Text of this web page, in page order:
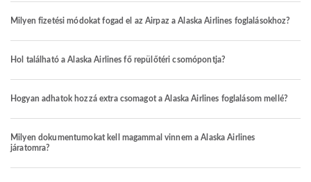
Milyen fizetési módokat fogad el az Airpaz a Alaska Airlines foglalásokhoz?
Hol található a Alaska Airlines fő repülőtéri csomópontja?
Hogyan adhatok hozzá extra csomagot a Alaska Airlines foglalásom mellé?
Milyen dokumentumokat kell magammal vinnem a Alaska Airlines
járatomra?